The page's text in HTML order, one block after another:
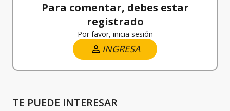
Para comentar, debes estar
registrado
Por favor, inicia sesión
INGRESA
TE PUEDE INTERESAR